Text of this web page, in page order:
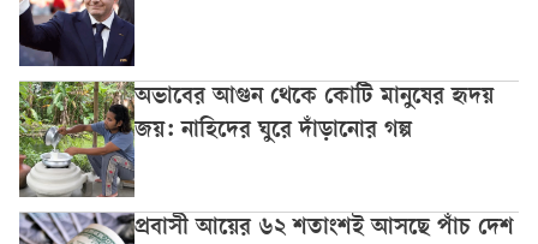
অভাবের আগুন থেকে কোটি মানুষের হৃদয়
জয়: নাহিদের ঘুরে দাঁড়ানোর গল্প
প্রবাসী আয়ের ৬২ শতাংশই আসছে পাঁচ দেশ